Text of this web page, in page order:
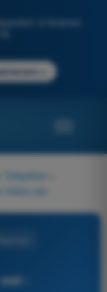
à l'examen
Télépilote
hélice est :
: